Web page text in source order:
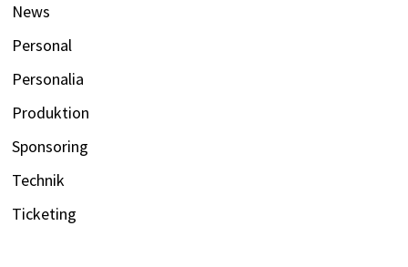
News
Personal
Personalia
Produktion
Sponsoring
Technik
Ticketing